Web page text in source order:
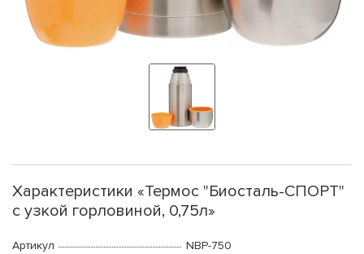
Характеристики «Термос "Биосталь-СПОРТ"
с узкой горловиной, 0,75л»
Артикул
NBP-750